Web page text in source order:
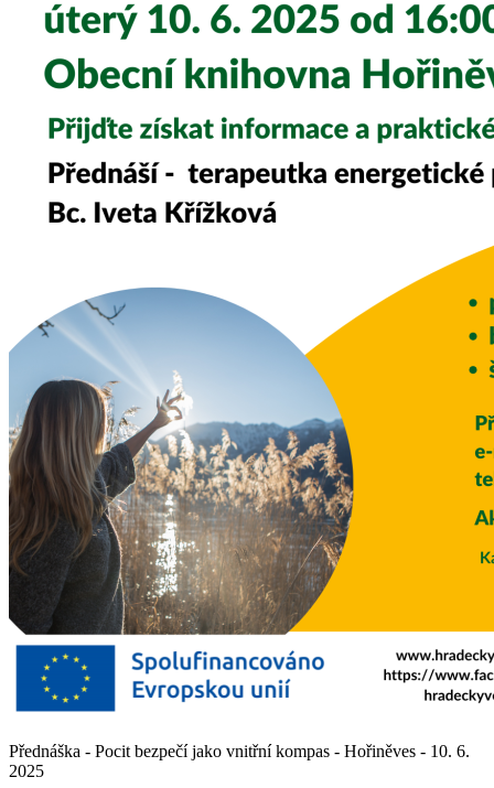
Přednáška - Pocit bezpečí jako vnitřní kompas - Hořiněves - 10. 6.
2025